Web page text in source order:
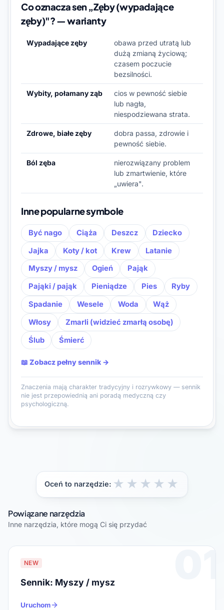
Co oznacza sen „Zęby (wypadające
zęby)"? — warianty
Wypadające zęby
obawa przed utratą lub
dużą zmianą życiową;
czasem poczucie
bezsilności.
Wybity, połamany ząb
cios w pewność siebie
lub nagła,
niespodziewana strata.
Zdrowe, białe zęby
dobra passa, zdrowie i
pewność siebie.
Ból zęba
nierozwiązany problem
lub zmartwienie, które
„uwiera".
Inne popularne symbole
Być nago Ciąża Deszcz
Dziecko
Jajka
Koty / kot Krew
Latanie
Myszy / mysz
Ogień
Pająk
Pająki / pająk
Pieniądze Pies
Ryby
Spadanie
Wesele Woda
Wąż
Włosy
Zmarli (widzieć zmarłą osobę)
Ślub
Śmierć
📖 Zobacz pełny sennik →
Znaczenia mają charakter tradycyjny i rozrywkowy — sennik
nie jest przepowiednią ani poradą medyczną czy
psychologiczną.
Oceń to narzędzie: ★
★
★
★
★
Powiązane narzędzia
Inne narzędzia, które mogą Ci się przydać
01
NEW
Sennik: Myszy / mysz
Uruchom